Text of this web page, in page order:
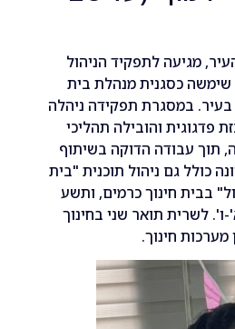
הניהול
מנהלת בית
תפקידה ניהלה
תהליכי
הדוקה בשיתוף
תוכנית "בית
כרמים, ותשע
שני בחינוך